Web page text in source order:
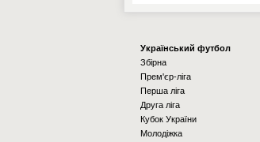
Українcький футбол
Збірна
Прем'єр-ліга
Перша ліга
Друга ліга
Кубок України
Молодіжка